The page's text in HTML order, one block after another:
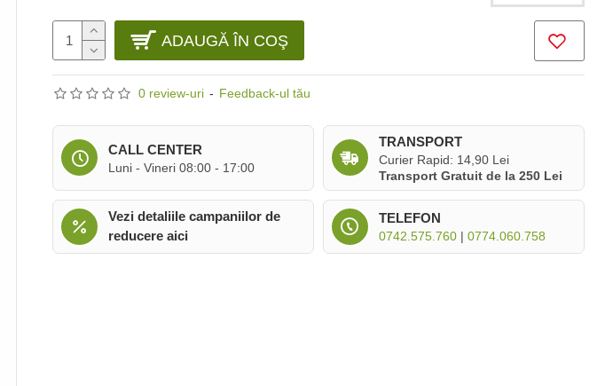
0 review-uri - Feedback-ul tău
ADAUGĂ ÎN COŞ
CALL CENTER
Luni - Vineri 08:00 - 17:00
TRANSPORT
Curier Rapid: 14,90 Lei
Transport Gratuit de la 250 Lei
Vezi detaliile campaniilor de
reducere aici
TELEFON
0742.575.760| 0774.060.758